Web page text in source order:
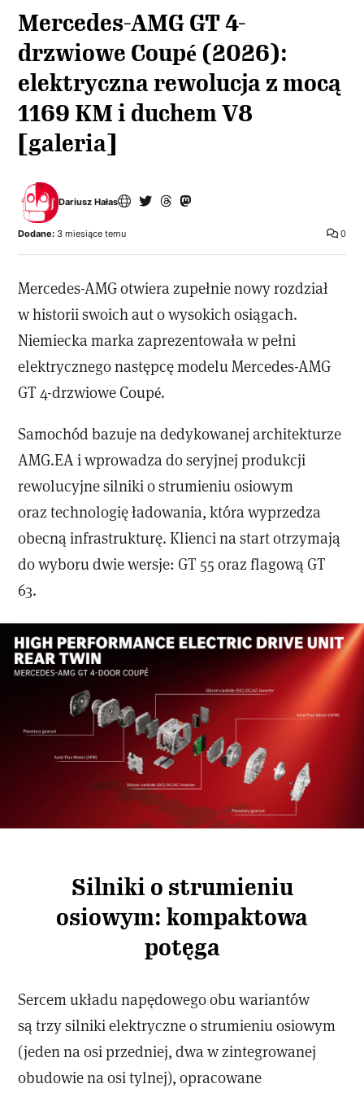
Mercedes-AMG GT 4-
drzwiowe Coupé (2026):
elektryczna rewolucja z mocą
1169 KM i duchem V8
[galeria]
Dariusz Hałas
0
Dodane: 3 miesiące temu
Mercedes-AMG otwiera zupełnie nowy rozdział
w historii swoich aut o wysokich osiągach.
Niemiecka marka zaprezentowała w pełni
elektrycznego następcę modelu Mercedes-AMG
GT 4-drzwiowe Coupé.
Samochód bazuje na dedykowanej architekturze
AMG.EA i wprowadza do seryjnej produkcji
rewolucyjne silniki o strumieniu osiowym
oraz technologię ładowania, która wyprzedza
obecną infrastrukturę. Klienci na start otrzymają
do wyboru dwie wersje: GT 55 oraz flagową GT
63.
Silniki o strumieniu
osiowym: kompaktowa
potęga
Sercem układu napędowego obu wariantów
są trzy silniki elektryczne o strumieniu osiowym
(jeden na osi przedniej, dwa w zintegrowanej
obudowie na osi tylnej), opracowane